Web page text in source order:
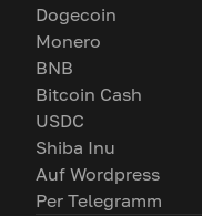
Dogecoin
Monero
BNB
Bitcoin Cash
USDC
Shiba Inu
Auf Wordpress
Per Telegramm